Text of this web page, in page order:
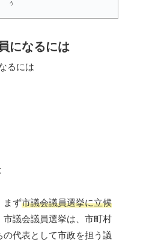
う
になるには
まず市議会議員選挙に立候
議会議員選挙は、市町村
代表として市政を担う議